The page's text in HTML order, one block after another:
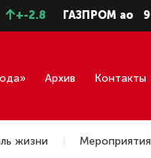
ГАЗПРОМ ао 94.73
Архив Контакты
жизни Мероприятия